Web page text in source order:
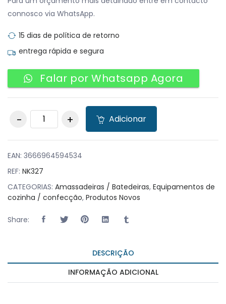
connosco via WhatsApp.
15 dias de política de retorno
entrega rápida e segura
Falar por Whatsapp Agora
Amassadeira /
Batedeira 20 Litros 3
Adicionar
EAN: 3666964594534
REF: NK327
CATEGORIAS: Amassadeiras / Batedeiras, Equipamentos de
cozinha / confecção, Produtos Novos
Share:
DESCRIÇÃO
INFORMAÇÃO ADICIONAL